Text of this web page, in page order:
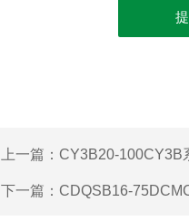
上一篇： CY3B20-100CY3B
下一篇： CDQSB16-